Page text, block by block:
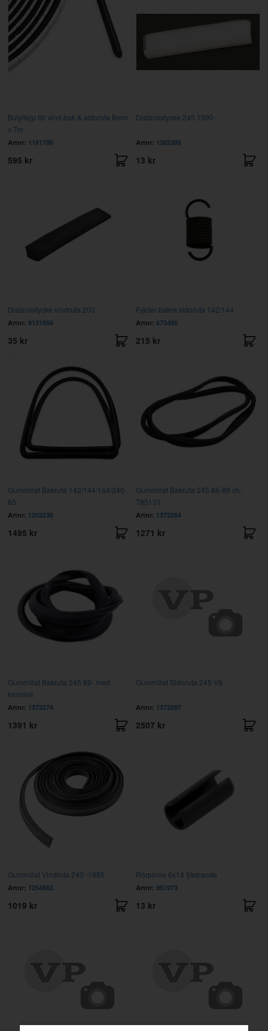
Butyltejp för vind,bak & sidoruta 8mm
x 7m
Artnr: 1161780
595 kr
Distansstycke 245 1990-
Artnr: 1382395
13 kr
Distansstycke vindruta 200
Artnr: 9131856
35 kr
Fjäder bakre sidoruta 142/144
Artnr: 673495
215 kr
Gummilist Bakruta 142/144/164/240-
85
Artnr: 1203230
1495 kr
Gummilist Bakruta 245 86-89 ch-
785131
Artnr: 1372254
1271 kr
Gummilist Bakruta 245 89- med
kromlist
Artnr: 1372274
1391 kr
Gummilist Sidoruta 245 Vä
Artnr: 1372287
2507 kr
Gummilist Vindruta 240 -1985
Artnr: 1254562
1019 kr
Rörpinne 6x14 fjädrande
Artnr: 951973
13 kr